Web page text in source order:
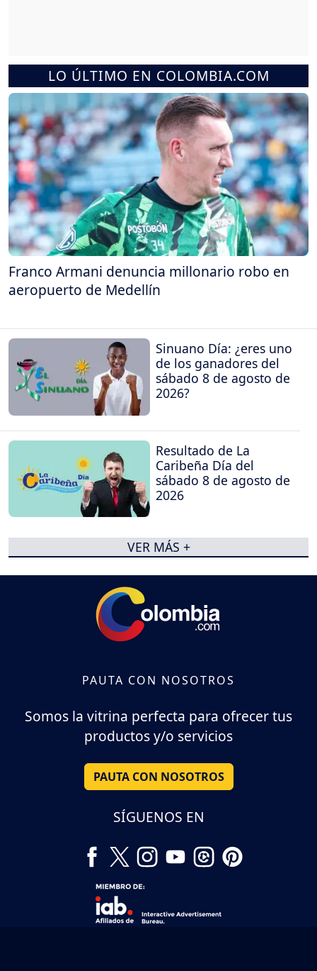
LO ÚLTIMO EN COLOMBIA.COM
Franco Armani denuncia millonario robo en
aeropuerto de Medellín
Sinuano Día: ¿eres uno
de los ganadores del
sábado 8 de agosto de
2026?
Resultado de La
Caribeña Día del
sábado 8 de agosto de
2026
VER MÁS +
PAUTA CON NOSOTROS
Somos la vitrina perfecta para ofrecer tus
productos y/o servicios
PAUTA CON NOSOTROS
SÍGUENOS EN